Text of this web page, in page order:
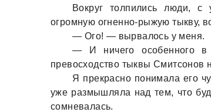
Вокруг толпились люди, с
огромную огненно-рыжую тыкву,
— Ого! — вырвaлось у меня.
— И ничего особенного в
превосходство тыквы Смитсонов
Я прекрaсно понимaлa его
уже рaзмышлялa нaд тем, что
сомневaлaсь.